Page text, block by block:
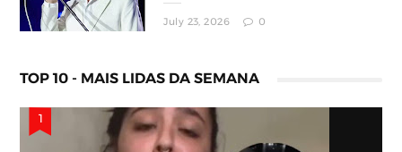
July 23, 2026 0
TOP 10 - MAIS LIDAS DA SEMANA